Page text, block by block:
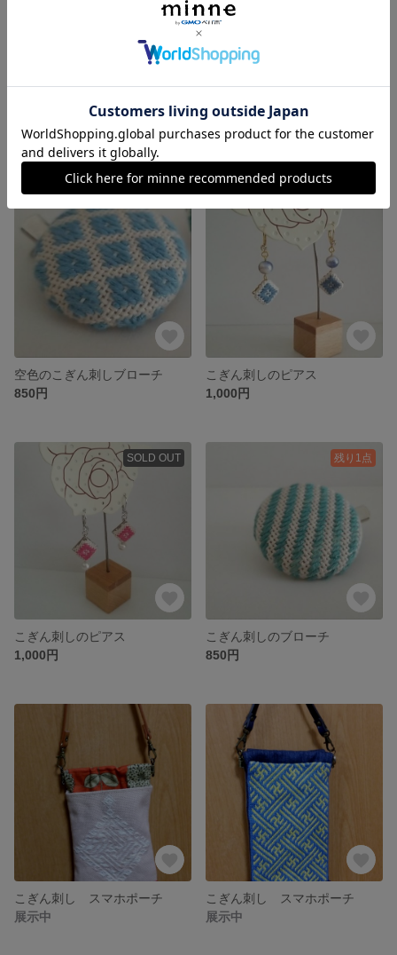
こぎん刺し 花コのピアス
700円
こぎん刺し 花コのピアス
700円
SOLD OUT
空色のこぎん刺しブローチ
850円
SOLD OUT
こぎん刺しのピアス
1,000円
SOLD OUT
こぎん刺しのピアス
1,000円
残り1点
こぎん刺しのブローチ
850円
こぎん刺し スマホポーチ
展示中
こぎん刺し スマホポーチ
展示中